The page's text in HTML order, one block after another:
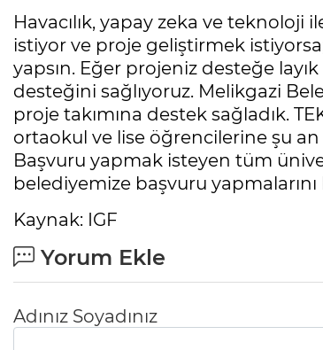
Havacılık, yapay zeka ve
istiyor ve proje geliştirmek
yapsın. Eğer projeniz desteğe
desteğini sağlıyoruz. Melikgazi
proje takımına destek sağladık.
ortaokul ve lise öğrencilerine şu
Başvuru yapmak isteyen tüm
belediyemize başvuru
Kaynak: IGF
Yorum Ekle
Adınız Soyadınız